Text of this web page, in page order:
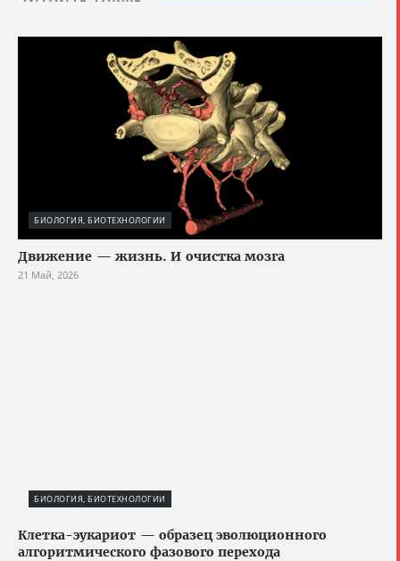
БИОЛОГИЯ, БИОТЕХНОЛОГИИ
Движение — жизнь. И очистка мозга
21 Май, 2026
БИОЛОГИЯ, БИОТЕХНОЛОГИИ
Клетка-эукариот — образец эволюционного
алгоритмического фазового перехода